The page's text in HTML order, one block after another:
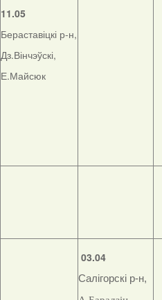
11.05
Бераставіцкі р-н,
Дз.Вінчэўскі,
Е.Майсюк
03.04
Салігорскі р-н,